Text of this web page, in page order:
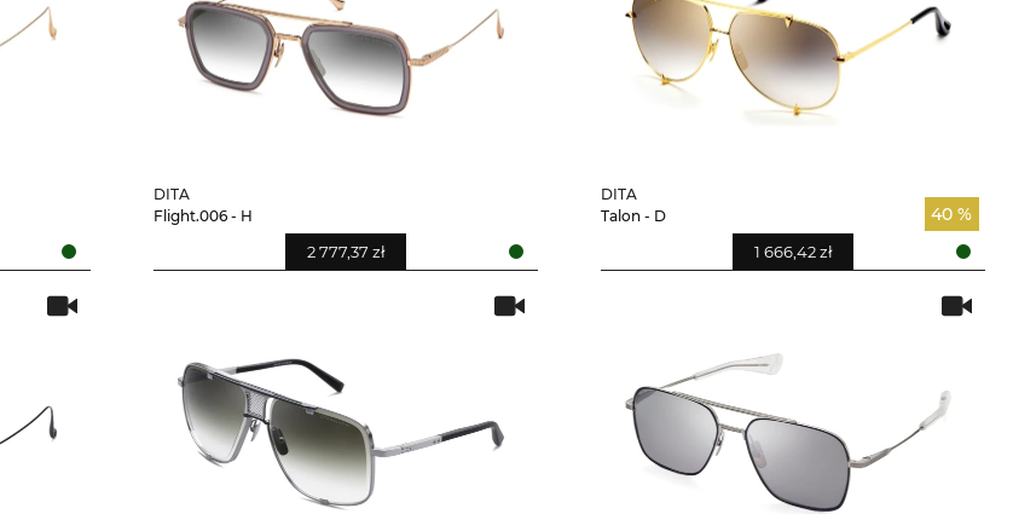
DITA
Flight.006 - H
2 777,37 zł
DITA
Talon - D
40 %
1 666,42 zł